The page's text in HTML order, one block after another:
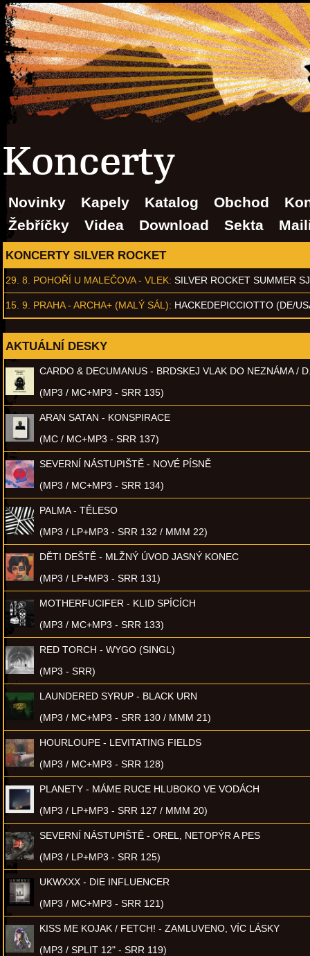
Koncerty
Novinky Kapely Katalog Obchod
Žebříčky
Videa Download Sekta
KONCERTY SILVER ROCKET
29. 8. POHOŘÍ U MALEČOVA - VLEK: SILVER ROCKET SUMMER
15. 9. PRAHA - ARCHA+ (MALÝ SÁL): HACKEDEPICCIOTTO (DE/
AKTUÁLNÍ DESKY
CARDO & DECUMANUS - BRDSKEJ VLAK DO NEZNÁMA /
(MP3 / MC+MP3 - SRR 135)
ARAN SATAN - KONSPIRACE
(MC / MC+MP3 - SRR 137)
SEVERNÍ NÁSTUPIŠTĚ - NOVÉ PÍSNĚ
(MP3 / MC+MP3 - SRR 134)
PALMA - TĚLESO
(MP3 / LP+MP3 - SRR 132 / MMM 22)
DĚTI DEŠTĚ - MLŽNÝ ÚVOD JASNÝ KONEC
(MP3 / LP+MP3 - SRR 131)
MOTHERFUCIFER - KLID SPÍCÍCH
(MP3 / MC+MP3 - SRR 133)
RED TORCH - WYGO (SINGL)
(MP3 - SRR)
LAUNDERED SYRUP - BLACK URN
(MP3 / MC+MP3 - SRR 130 / MMM 21)
HOURLOUPE - LEVITATING FIELDS
(MP3 / MC+MP3 - SRR 128)
PLANETY - MÁME RUCE HLUBOKO VE VODÁCH
(MP3 / LP+MP3 - SRR 127 / MMM 20)
SEVERNÍ NÁSTUPIŠTĚ - OREL, NETOPÝR A PES
(MP3 / LP+MP3 - SRR 125)
UKWXXX - DIE INFLUENCER
(MP3 / MC+MP3 - SRR 121)
KISS ME KOJAK / FETCH! - ZAMLUVENO, VÍC LÁSKY
(MP3 / SPLIT 12" - SRR 119)